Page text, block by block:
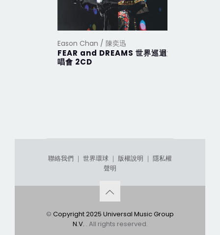
Eason Chan / 陳奕迅
FEAR and DREAMS 世界巡迴演
唱會 2CD
聯絡我們 ｜ 世界環球 ｜ 版權說明 ｜ 隱私權
聲明
© Copyright 2025 Universal Music Group
N.V. . All rights reserved.